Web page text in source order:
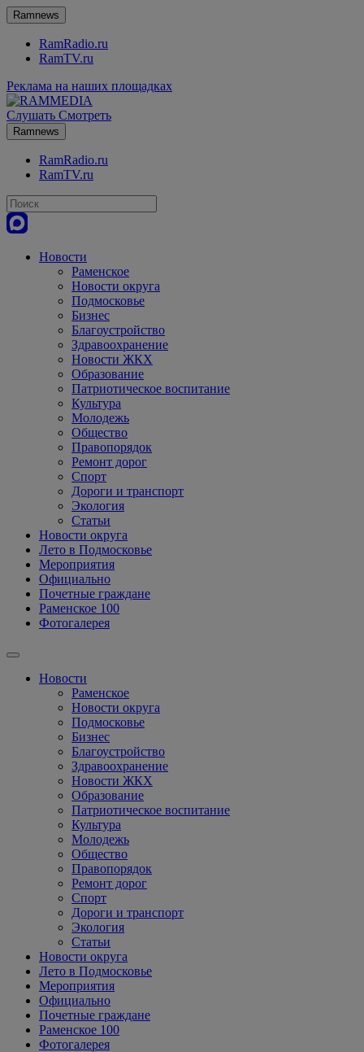
Ramnews
RamRadio.ru
RamTV.ru
Реклама на наших площадках
Слушать Смотреть
Ramnews
RamRadio.ru
RamTV.ru
Новости
Раменское
Новости округа
Подмосковье
Бизнес
Благоустройство
Здравоохранение
Новости ЖКХ
Образование
Патриотическое воспитание
Культура
Молодежь
Общество
Правопорядок
Ремонт дорог
Спорт
Дороги и транспорт
Экология
Статьи
Новости округа
Лето в Подмосковье
Мероприятия
Официально
Почетные граждане
Раменское 100
Фотогалерея
Новости
Раменское
Новости округа
Подмосковье
Бизнес
Благоустройство
Здравоохранение
Новости ЖКХ
Образование
Патриотическое воспитание
Культура
Молодежь
Общество
Правопорядок
Ремонт дорог
Спорт
Дороги и транспорт
Экология
Статьи
Новости округа
Лето в Подмосковье
Мероприятия
Официально
Почетные граждане
Раменское 100
Фотогалерея